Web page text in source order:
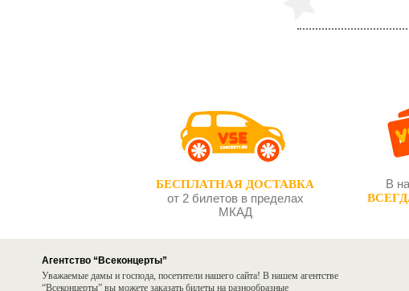
БЕСПЛАТНАЯ ДОСТАВКА
от 2 билетов в пределах
МКАД
В
Агентство “Всеконцерты”
Уважаемые дамы и господа, посетители нашего сайта! В нашем агентстве
“Всеконцерты” вы можете заказать билеты на разнообразные